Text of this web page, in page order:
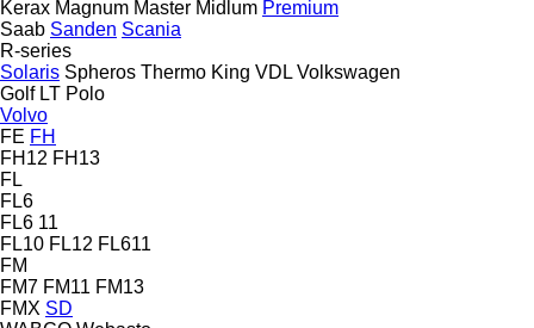
Kerax Magnum Master Midlum Premium
Saab Sanden Scania
R-series
Solaris Spheros Thermo King VDL Volkswagen
Golf LT Polo
Volvo
FE FH
FH12 FH13
FL
FL6
FL6 11
FL10 FL12 FL611
FM
FM7 FM11 FM13
FMX SD